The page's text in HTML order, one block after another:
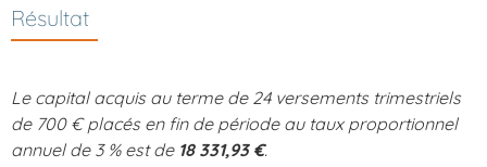
Résultat
Le capital acquis au terme de 24 versements trimestriels
de 700 € placés en fin de période au taux proportionnel
annuel de 3 % est de 18 331,93 €.